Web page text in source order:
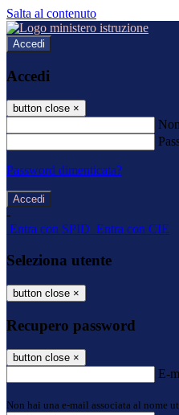
Salta al contenuto
Accedi
Accedi
button close ×
Password dimenticata?
-
Entra con SPID Entra con CIE
Seleziona utente
button close ×
Recupero password
button close ×
E-
Non hai una e-mail associata al nome